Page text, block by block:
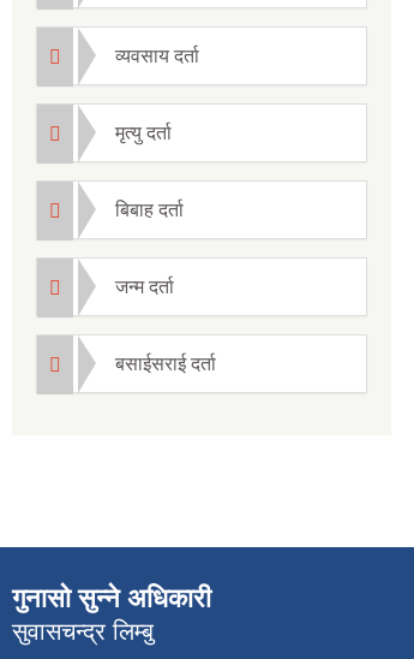
व्यवसाय दर्ता
मृत्यु दर्ता
बिबाह दर्ता
जन्म दर्ता
बसाईसराई दर्ता
गुनासो सुन्ने अधिकारी
सुवासचन्द्र लिम्बु